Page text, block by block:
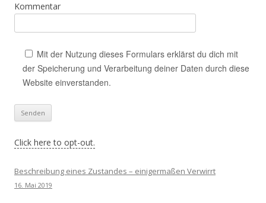
Kommentar
Mit der Nutzung dieses Formulars erklärst du dich mit
der Speicherung und Verarbeitung deiner Daten durch diese
Website einverstanden.
Click here to opt-out.
Beschreibung eines Zustandes – einigermaßen Verwirrt
16. Mai 2019